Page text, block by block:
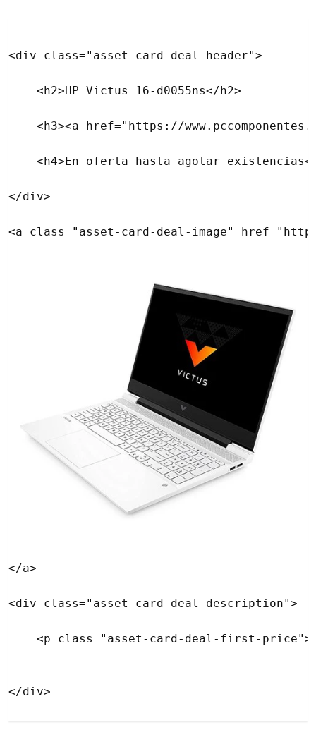
<div class="asset-card-deal-header">
    <h2>HP Victus 16-d0055ns</h2>
<h3><a href="https://
<h4>En oferta hasta agotar
</div>
</a>
<div class="asset-card-deal-description">
<p class="asset-card-deal-first-